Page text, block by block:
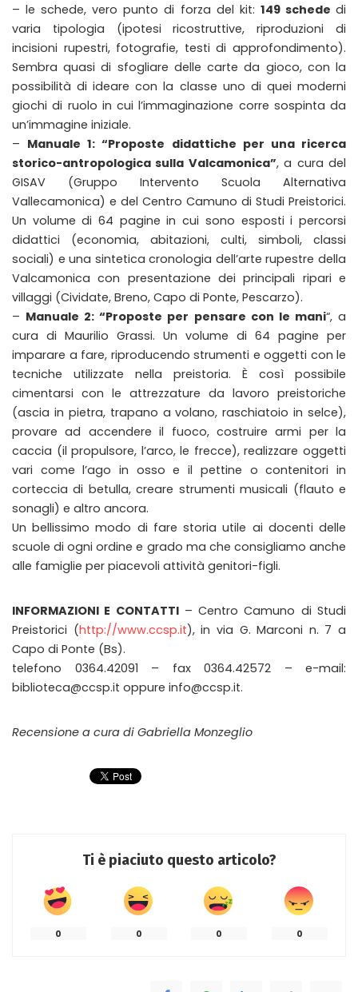
– le schede, vero punto di forza del kit: 149 schededi
varia tipologia (ipotesi ricostruttive, riproduzioni di
incisioni rupestri, fotografie, testi di approfondimento).
Sembra quasi di sfogliare delle carte da gioco, con la
possibilità di ideare con la classe uno di quei moderni
giochi di ruolo in cui l’immaginazione corre sospinta da
un’immagine iniziale.
– Manuale 1: “Proposte didattiche per una ricerca
storico-antropologica sulla Valcamonica”, a cura del
GISAV (Gruppo Intervento Scuola Alternativa
Vallecamonica) e del Centro Camuno di Studi Preistorici.
Un volume di 64 pagine in cui sono esposti i percorsi
didattici (economia, abitazioni, culti, simboli, classi
sociali) e una sintetica cronologia dell’arte rupestre della
Valcamonica con presentazione dei principali ripari e
villaggi (Cividate, Breno, Capo di Ponte, Pescarzo).
– Manuale 2: “Proposte per pensare con le mani“, a
cura di Maurilio Grassi. Un volume di 64 pagine per
imparare a fare, riproducendo strumenti e oggetti con le
tecniche utilizzate nella preistoria. È così possibile
cimentarsi con le attrezzature da lavoro preistoriche
(ascia in pietra, trapano a volano, raschiatoio in selce),
provare ad accendere il fuoco, costruire armi per la
caccia (il propulsore, l’arco, le frecce), realizzare oggetti
vari come l’ago in osso e il pettine o contenitori in
corteccia di betulla, creare strumenti musicali (flauto e
sonagli) e altro ancora.
Un bellissimo modo di fare storia utile ai docenti delle
scuole di ogni ordine e grado ma che consigliamo anche
alle famiglie per piacevoli attività genitori-figli.
INFORMAZIONI E CONTATTI– Centro Camuno di Studi
Preistorici (http://www.ccsp.it), in via G. Marconi n. 7 a
Capo di Ponte (Bs).
telefono 0364.42091 – fax 0364.42572 – e-mail:
biblioteca@ccsp.it oppure info@ccsp.it.
Recensione a cura di Gabriella Monzeglio
Ti è piaciuto questo articolo?
0 0 0 0